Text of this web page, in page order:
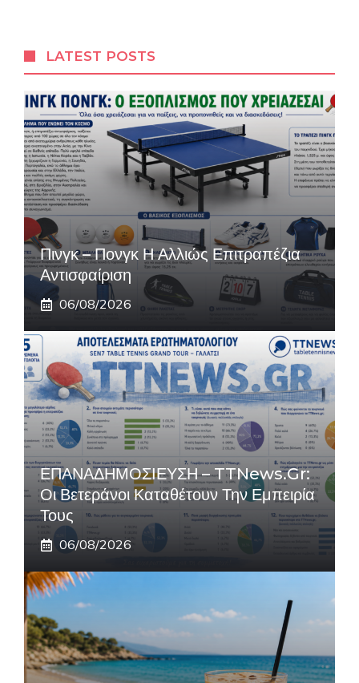
LATEST POSTS
Πινγκ – Πονγκ Η Αλλιώς Επιτραπέζια
Αντισφαίριση
06/08/2026
ΕΠΑΝΑΔΗΜΟΣΙΕΥΣΗ – TTNews.gr:
Οι Βετεράνοι Καταθέτουν Την Εμπειρία
Τους
06/08/2026